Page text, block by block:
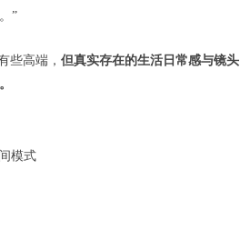
”
些高端，但真实存在的生活日常感与镜头